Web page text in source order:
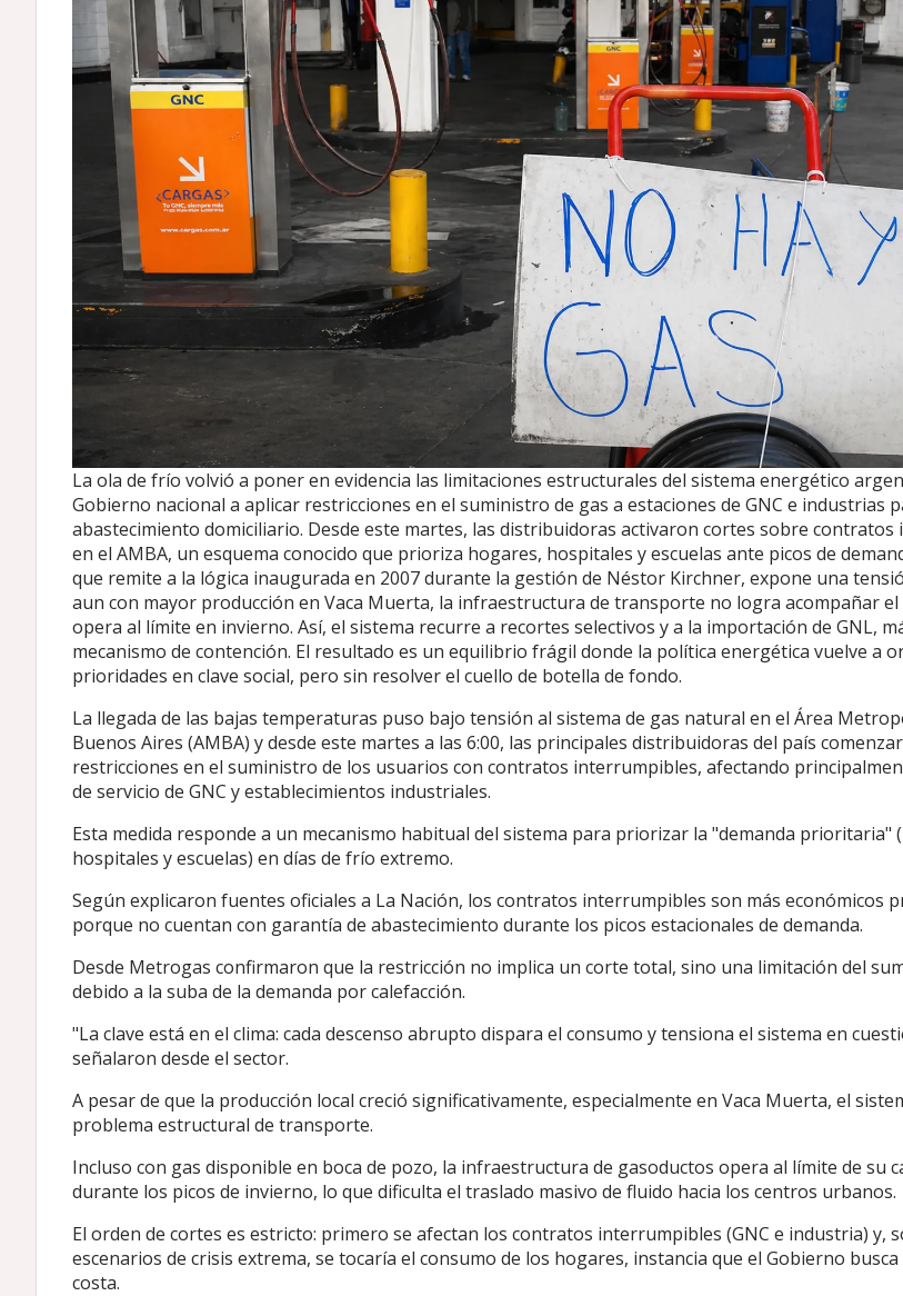
La ola de frío volvió a poner en evidencia las limitaciones estructurales del sistema energético
Gobierno nacional a aplicar restricciones en el suministro de gas a estaciones de GNC e industrias
abastecimiento domiciliario. Desde este martes, las distribuidoras activaron cortes sobre
en el AMBA, un esquema conocido que prioriza hogares, hospitales y escuelas ante picos de
que remite a la lógica inaugurada en 2007 durante la gestión de Néstor Kirchner, expone una
aun con mayor producción en Vaca Muerta, la infraestructura de transporte no logra acompañar el
opera al límite en invierno. Así, el sistema recurre a recortes selectivos y a la importación de GNL,
mecanismo de contención. El resultado es un equilibrio frágil donde la política energética vuelve a
prioridades en clave social, pero sin resolver el cuello de botella de fondo.
La llegada de las bajas temperaturas puso bajo tensión al sistema de gas natural en el Área
Buenos Aires (AMBA) y desde este martes a las 6:00, las principales distribuidoras del país
restricciones en el suministro de los usuarios con contratos interrumpibles, afectando
de servicio de GNC y establecimientos industriales.
Esta medida responde a un mecanismo habitual del sistema para priorizar la "demanda prioritaria"
hospitales y escuelas) en días de frío extremo.
Según explicaron fuentes oficiales a La Nación, los contratos interrumpibles son más económicos
porque no cuentan con garantía de abastecimiento durante los picos estacionales de demanda.
Desde Metrogas confirmaron que la restricción no implica un corte total, sino una limitación del
debido a la suba de la demanda por calefacción.
"La clave está en el clima: cada descenso abrupto dispara el consumo y tensiona el sistema en
señalaron desde el sector.
A pesar de que la producción local creció significativamente, especialmente en Vaca Muerta, el
problema estructural de transporte.
Incluso con gas disponible en boca de pozo, la infraestructura de gasoductos opera al límite de su
durante los picos de invierno, lo que dificulta el traslado masivo de fluido hacia los centros urbanos.
El orden de cortes es estricto: primero se afectan los contratos interrumpibles (GNC e industria) y,
escenarios de crisis extrema, se tocaría el consumo de los hogares, instancia que el Gobierno
costa.